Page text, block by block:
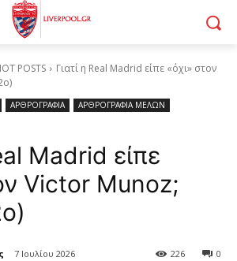
POSTS
Γιατί η Real Madrid είπε «όχι» στον
ΑΡΘΡΟΓΡΑΦΙΑ
ΑΡΘΡΟΓΡΑΦΙΑ ΜΕΛΩΝ
Madrid είπε
Victor Munoz;
7 Ιουλίου 2026 0
226